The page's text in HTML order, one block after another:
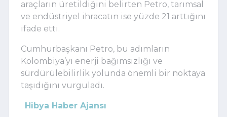
araçların üretildiğini belirten Petro, tarımsal
ve endüstriyel ihracatın ise yüzde 21 arttığını
ifade etti.
Cumhurbaşkanı Petro, bu adımların
Kolombiya’yı enerji bağımsızlığı ve
sürdürülebilirlik yolunda önemli bir noktaya
taşıdığını vurguladı.
Hibya Haber Ajansı